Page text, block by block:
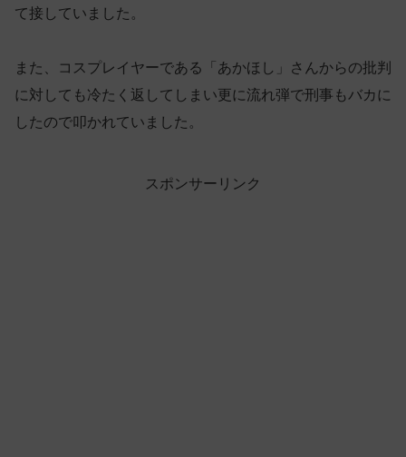
て接していました。
また、コスプレイヤーである「あかほし」さんからの批判
に対しても冷たく返してしまい更に流れ弾で刑事もバカに
したので叩かれていました。
スポンサーリンク